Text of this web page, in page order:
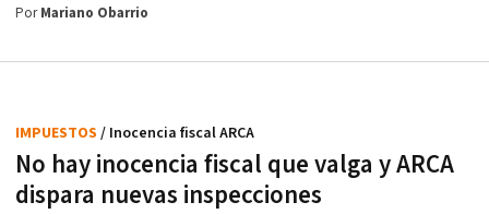
PorMariano Obarrio
No hay inocencia fiscal que valga y ARCA
dispara nuevas inspecciones
IMPUESTOS / Inocencia fiscal ARCA